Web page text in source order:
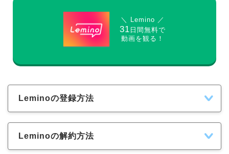
＼ Lemino ／
31 日間無料で
動画を観る！
Leminoの登録方法
Leminoの解約方法